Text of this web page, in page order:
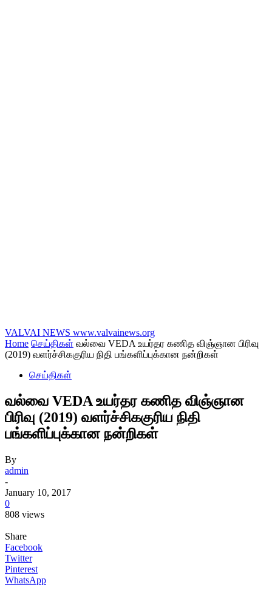
VALVAI NEWS www.valvainews.org
Home செய்திகள் வல்வை VEDA உயர்தர கணித விஞ்ஞான பிரிவு
(2019) வளர்ச்சிககுரிய நிதி பங்களிப்புக்கான நன்றிகள்
செய்திகள்
வல்வை VEDA உயர்தர கணித விஞ்ஞான
பிரிவு (2019) வளர்ச்சிககுரிய நிதி
பங்களிப்புக்கான நன்றிகள்
By
admin
-
January 10, 2017
0
808 views
Share
Facebook
Twitter
Pinterest
WhatsApp